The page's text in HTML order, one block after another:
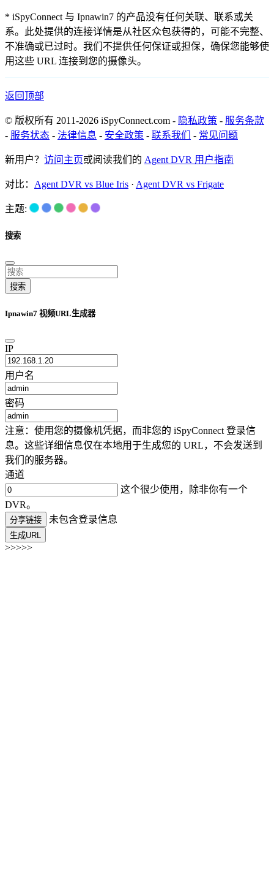
* iSpyConnect 与 Ipnawin7 的产品没有任何关联、联系或关
系。此处提供的连接详情是从社区众包获得的，可能不完整、
不准确或已过时。我们不提供任何保证或担保，确保您能够使
用这些 URL 连接到您的摄像头。
返回顶部
© 版权所有 2011-2026 iSpyConnect.com - 隐私政策 - 服务条款
- 服务状态 - 法律信息 - 安全政策 - 联系我们 - 常见问题
新用户？ 访问主页或阅读我们的 Agent DVR 用户指南
对比： Agent DVR vs Blue Iris · Agent DVR vs Frigate
主题:
搜索
搜索
Ipnawin7 视频URL生成器
IP
用户名
密码
注意：使用您的摄像机凭据，而非您的 iSpyConnect 登录信
息。这些详细信息仅在本地用于生成您的 URL，不会发送到
我们的服务器。
通道
这个很少使用，除非你有一个
DVR。
分享链接 未包含登录信息
生成URL
>>>>>